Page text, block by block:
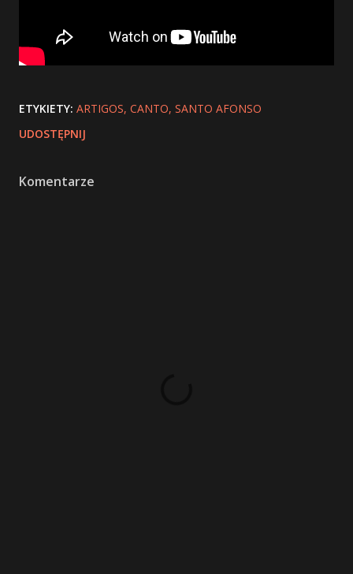
ETYKIETY: ARTIGOS CANTO SANTO AFONSO
UDOSTĘPNIJ
Komentarze